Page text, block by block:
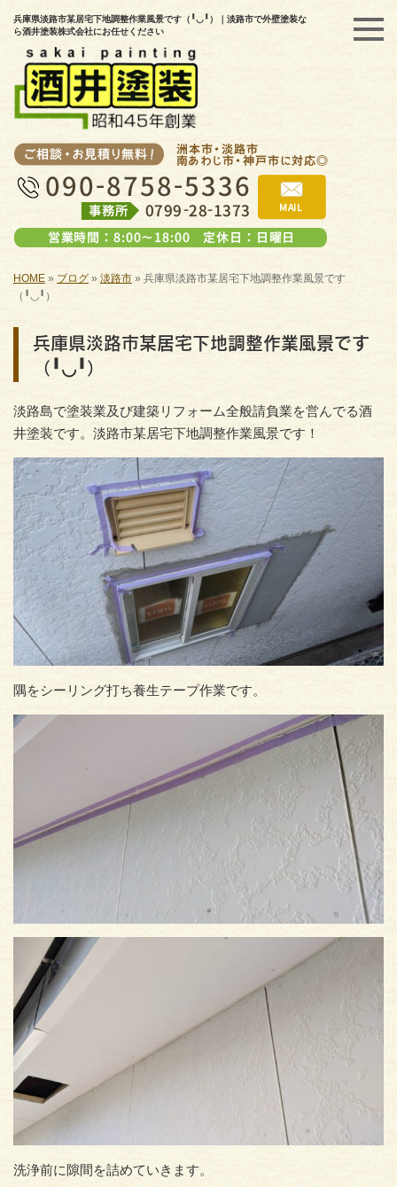
兵庫県淡路市某居宅下地調整作業風景です（╹◡╹）｜淡路市で外壁塗装な
ら酒井塗装株式会社にお任せください
HOME » ブログ» 淡路市 » 兵庫県淡路市某居宅下地調整作業風景です
（╹◡╹）
兵庫県淡路市某居宅下地調整作業風景です
（╹◡╹）
淡路島で塗装業及び建築リフォーム全般請負業を営んでる酒
井塗装です。淡路市某居宅下地調整作業風景です！
隅をシーリング打ち養生テープ作業です。
洗浄前に隙間を詰めていきます。